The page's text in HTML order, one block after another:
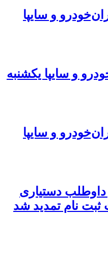
و سایپا
و سایپا یکشنبه
و سایپا
از ۱۵ هزار داوطلب دستیاری
ثبت نام تمدید شد